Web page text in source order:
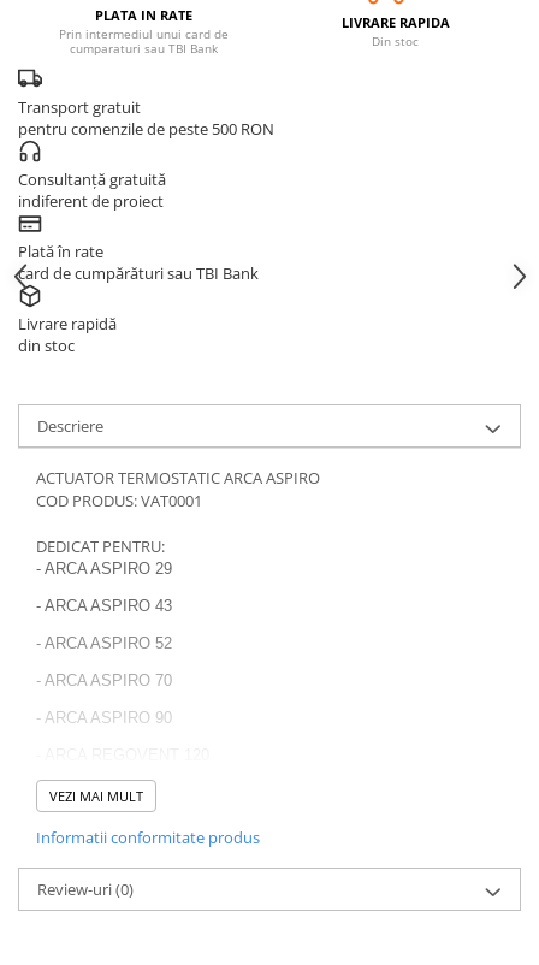
PLATA IN RATE
Prin intermediul unui card de
cumparaturi sau TBI Bank
LIVRARE RAPIDA
Din stoc
Transport gratuit
pentru comenzile de peste 500 RON
Consultanță gratuită
indiferent de proiect
Plată în rate
card de cumpărături sau TBI Bank
Livrare rapidă
din stoc
Descriere
ACTUATOR TERMOSTATIC ARCA ASPIRO
COD PRODUS: VAT0001
DEDICAT PENTRU:
- ARCA ASPIRO 29
- ARCA ASPIRO 43
- ARCA ASPIRO 52
- ARCA ASPIRO 70
- ARCA ASPIRO 90
- ARCA REGOVENT 150
VEZI MAI MULT
Informatii conformitate produs
Review-uri(0)